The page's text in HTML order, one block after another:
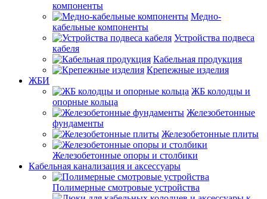
компоненты
Медно-
кабельные компоненты
Устройства подвеса
кабеля
Кабельная продукция
Крепежные изделия
ЖБИ
ЖБ колодцы и
опорные кольца
Железобетонные
фундаменты
Железобетонные плиты
Железобетонные опоры и столбики
Кабельная канализация и аксессуары
Полимерные смотровые устройства